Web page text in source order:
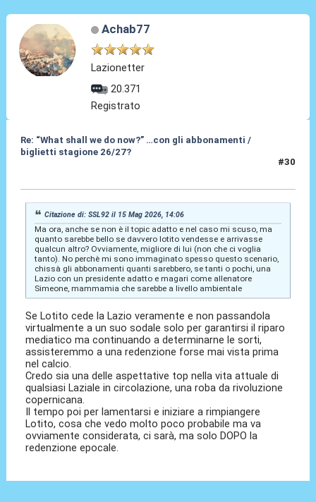
Achab77
Lazionetter
20.371
Registrato
Re: “What shall we do now?” …con gli abbonamenti /
biglietti stagione 26/27?
#30
Citazione di: SSL92 il 15 Mag 2026, 14:06
Ma ora, anche se non è il topic adatto e nel caso mi scuso, ma
quanto sarebbe bello se davvero lotito vendesse e arrivasse
qualcun altro? Ovviamente, migliore di lui (non che ci voglia
tanto). No perchè mi sono immaginato spesso questo scenario,
chissà gli abbonamenti quanti sarebbero, se tanti o pochi, una
Lazio con un presidente adatto e magari come allenatore
Simeone, mammamia che sarebbe a livello ambientale
Se Lotito cede la Lazio veramente e non passandola
virtualmente a un suo sodale solo per garantirsi il riparo
mediatico ma continuando a determinarne le sorti,
assisteremmo a una redenzione forse mai vista prima
nel calcio.
Credo sia una delle aspettative top nella vita attuale di
qualsiasi Laziale in circolazione, una roba da rivoluzione
copernicana.
Il tempo poi per lamentarsi e iniziare a rimpiangere
Lotito, cosa che vedo molto poco probabile ma va
ovviamente considerata, ci sarà, ma solo DOPO la
redenzione epocale.